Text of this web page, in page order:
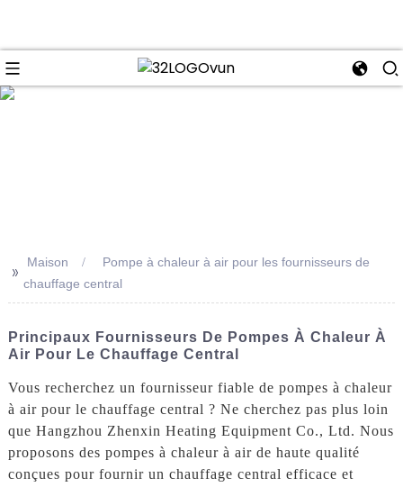
>> Maison
Pompe à chaleur à air pour les fournisseurs de
chauffage central
Principaux Fournisseurs De Pompes À Chaleur À
Air Pour Le Chauffage Central
Vous recherchez un fournisseur fiable de pompes à chaleur
à air pour le chauffage central ? Ne cherchez pas plus loin
que Hangzhou Zhenxin Heating Equipment Co., Ltd. Nous
proposons des pompes à chaleur à air de haute qualité
conçues pour fournir un chauffage central efficace et